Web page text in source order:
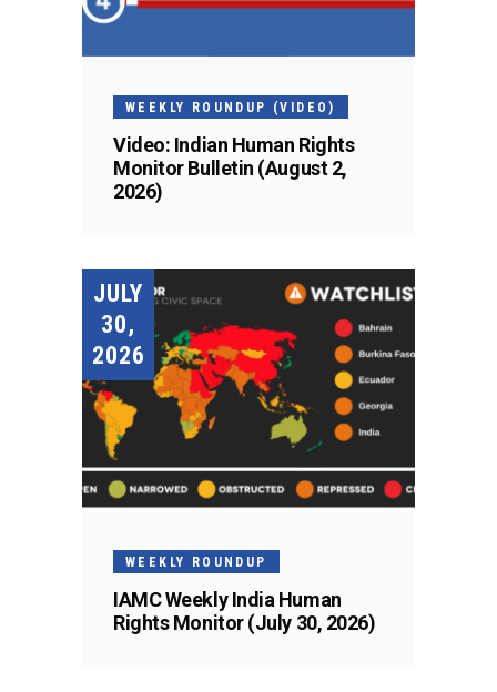
WEEKLY ROUNDUP (VIDEO)
Video: Indian Human Rights
Monitor Bulletin (August 2,
2026)
JULY
30,
2026
WEEKLY ROUNDUP
IAMC Weekly India Human
Rights Monitor (July 30, 2026)